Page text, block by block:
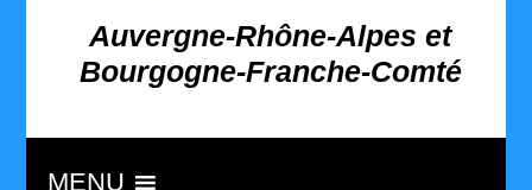
Auvergne-Rhône-Alpes et
Bourgogne-Franche-Comté
MENU